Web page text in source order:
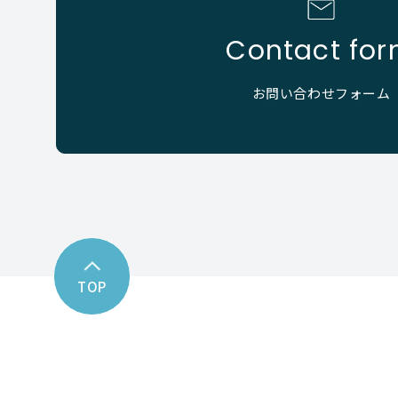
Contact
お問い合わせフォーム
TOP